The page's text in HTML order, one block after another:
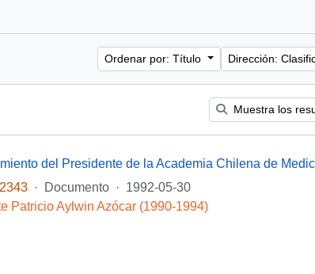
Ordenar por: Título Dirección:
Muestra los
· Documento · 1992-05-30
Patricio Aylwin Azócar (1990-1994)